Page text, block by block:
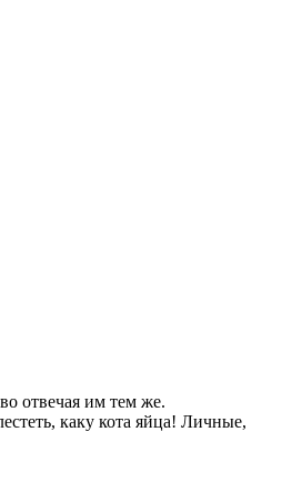
отвечая им тем же.
каку кота яйца! Личные,